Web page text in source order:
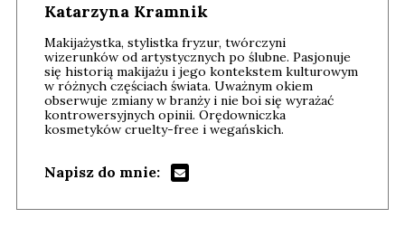
Katarzyna Kramnik
Makijażystka, stylistka fryzur, twórczyni
wizerunków od artystycznych po ślubne. Pasjonuje
się historią makijażu i jego kontekstem kulturowym
w różnych częściach świata. Uważnym okiem
obserwuje zmiany w branży i nie boi się wyrażać
kontrowersyjnych opinii. Orędowniczka
kosmetyków cruelty-free i wegańskich.
Napisz do mnie: